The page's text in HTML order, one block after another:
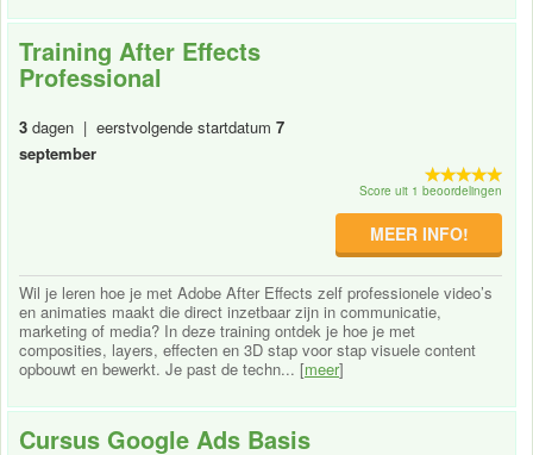
Training After Effects
Professional
3 dagen | eerstvolgende startdatum 7
september
Score uit 1 beoordelingen
MEER INFO!
Wil je leren hoe je met Adobe After Effects zelf professionele video’s
en animaties maakt die direct inzetbaar zijn in communicatie,
marketing of media? In deze training ontdek je hoe je met
composities, layers, effecten en 3D stap voor stap visuele content
opbouwt en bewerkt. Je past de techn... [meer]
Cursus Google Ads Basis